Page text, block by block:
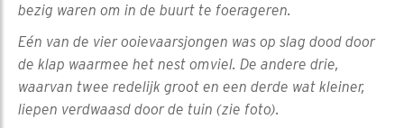
bezig waren om in de buurt te foerageren.
Eén van de vier ooievaarsjongen was op slag dood door
de klap waarmee het nest omviel. De andere drie,
waarvan twee redelijk groot en een derde wat kleiner,
liepen verdwaasd door de tuin (zie foto).